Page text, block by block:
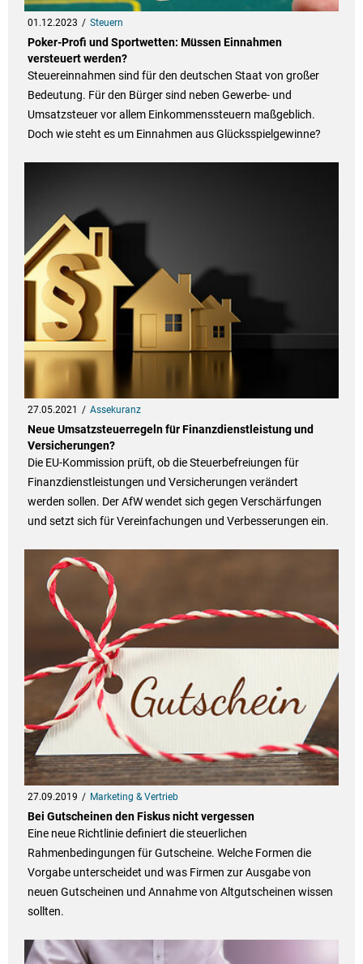
01.12.2023 Steuern
Poker-Profi und Sportwetten: Müssen Einnahmen
versteuert werden?
Steuereinnahmen sind für den deutschen Staat von großer
Bedeutung. Für den Bürger sind neben Gewerbe- und
Umsatzsteuer vor allem Einkommenssteuern maßgeblich.
Doch wie steht es um Einnahmen aus Glücksspielgewinne?
27.05.2021 Assekuranz
Neue Umsatzsteuerregeln für Finanzdienstleistung und
Versicherungen?
Die EU-Kommission prüft, ob die Steuerbefreiungen für
Finanzdienstleistungen und Versicherungen verändert
werden sollen. Der AfW wendet sich gegen Verschärfungen
und setzt sich für Vereinfachungen und Verbesserungen ein.
27.09.2019 Marketing & Vertrieb
Bei Gutscheinen den Fiskus nicht vergessen
Eine neue Richtlinie definiert die steuerlichen
Rahmenbedingungen für Gutscheine. Welche Formen die
Vorgabe unterscheidet und was Firmen zur Ausgabe von
neuen Gutscheinen und Annahme von Altgutscheinen wissen
sollten.